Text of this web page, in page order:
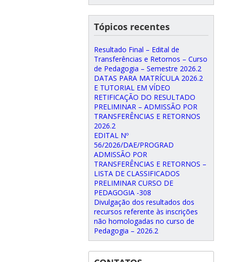
Tópicos recentes
Resultado Final – Edital de
Transferências e Retornos – Curso
de Pedagogia – Semestre 2026.2
DATAS PARA MATRÍCULA 2026.2
E TUTORIAL EM VÍDEO
RETIFICAÇÃO DO RESULTADO
PRELIMINAR – ADMISSÃO POR
TRANSFERÊNCIAS E RETORNOS
2026.2
EDITAL Nº
56/2026/DAE/PROGRAD
ADMISSÃO POR
TRANSFERÊNCIAS E RETORNOS –
LISTA DE CLASSIFICADOS
PRELIMINAR CURSO DE
PEDAGOGIA -308
Divulgação dos resultados dos
recursos referente às inscrições
não homologadas no curso de
Pedagogia – 2026.2